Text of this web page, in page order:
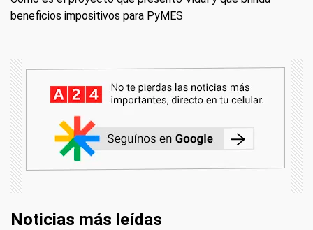
beneficios impositivos para PyMES
Noticias más leídas